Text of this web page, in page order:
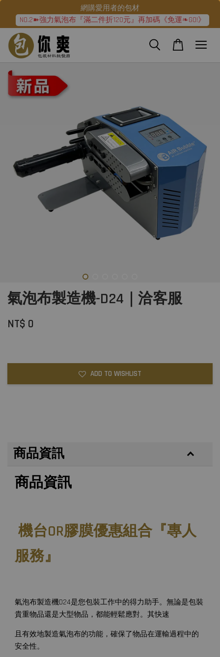
網購愛用者的包材
NO.2➽強力氣泡布『滿二件折120元』再加碼《免運❧GO!》
氣泡布製造機-D24｜洽客服
NT$ 0
ADD TO WISHLIST
商品資訊
商品資訊
機台OR膠膜優惠組合『專人
服務』
氣泡布製造機D24是您包裝工作中的得力助手。無論是包裝
貴重物品還是大型物品，都能輕鬆應對。其快速
且有效地製造氣泡布的功能，確保了物品在運輸過程中的
安全性。